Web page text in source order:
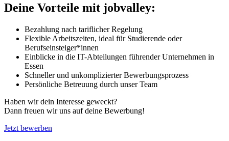
Deine Vorteile mit jobvalley:
Bezahlung nach tariflicher Regelung
Flexible Arbeitszeiten, ideal für Studierende oder
Berufseinsteiger*innen
Einblicke in die IT-Abteilungen führender Unternehmen in
Essen
Schneller und unkomplizierter Bewerbungsprozess
Persönliche Betreuung durch unser Team
Haben wir dein Interesse geweckt?
Dann freuen wir uns auf deine Bewerbung!
Jetzt bewerben